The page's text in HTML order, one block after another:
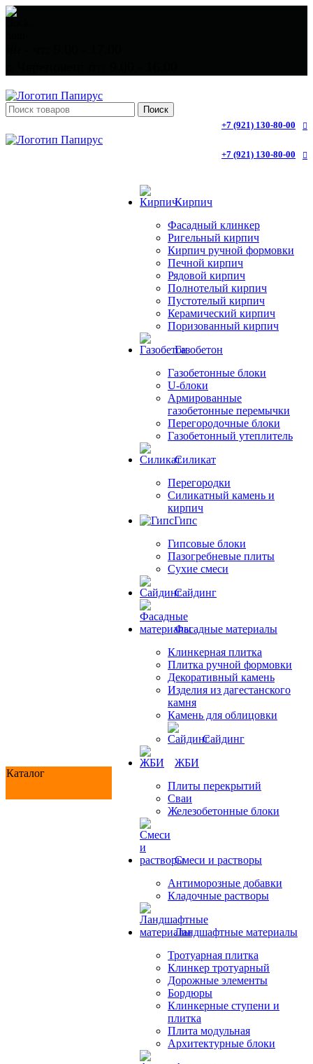
Поиск
+7 (921) 130-80-00
+7 (921) 130-80-00
Каталог
Кирпич
Фасадный клинкер
Ригельный кирпич
Кирпич ручной формовки
Печной кирпич
Рядовой кирпич
Полнотелый кирпич
Пустотелый кирпич
Керамический кирпич
Поризованный кирпич
Газобетон
Газобетонные блоки
U-блоки
Армированные
газобетонные перемычки
Перегородочные блоки
Газобетонный утеплитель
Силикат
Перегородки
Силикатный камень и
кирпич
Гипс
Гипсовые блоки
Пазогребневые плиты
Сухие смеси
Сайдинг
Фасадные материалы
Клинкерная плитка
Плитка ручной формовки
Декоративный камень
Изделия из дагестанского
камня
Камень для облицовки
Сайдинг
ЖБИ
Плиты перекрытий
Сваи
Железобетонные блоки
Cмеси и растворы
Антиморозные добавки
Кладочные растворы
Ландшафтные материалы
Тротуарная плитка
Клинкер тротуарный
Дорожные элементы
Бордюры
Клинкерные ступени и
плитка
Плита модульная
Архитектурные блоки